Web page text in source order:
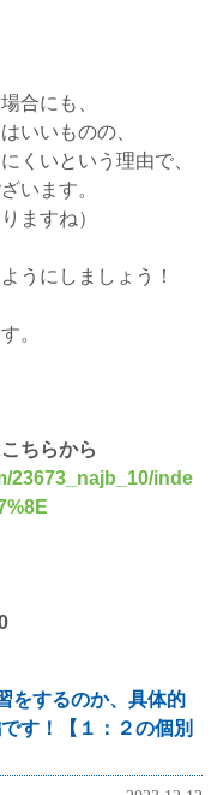
合にも、
いいものの、
くいという理由で、
います。
ますね）
うにしましょう！
。
ちらから
23673_najb_10/inde
をするのか、具体的
す！【１：２の個別